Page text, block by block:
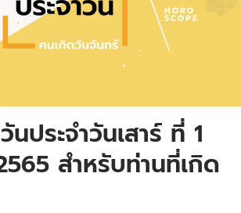
ประจำวันเสาร์ ที่ 1
สำหรับท่านที่เกิด